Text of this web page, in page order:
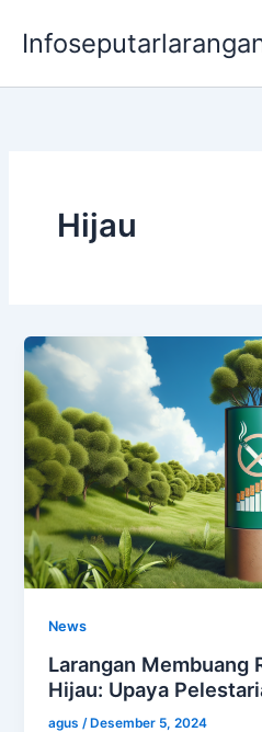
Hijau
News
Larangan Membuang
Hijau: Upaya
agus/ Desember 5, 2024